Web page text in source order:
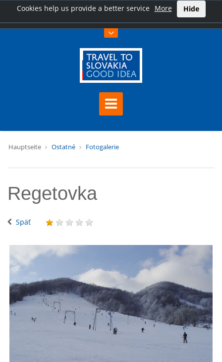
Cookies help us provide a better service More Hide
Hauptseite Ostatné Fotogalerie
Regetovka
Späť